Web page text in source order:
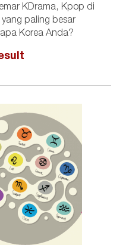
KDrama, Kpop di
paling besar
Korea Anda?